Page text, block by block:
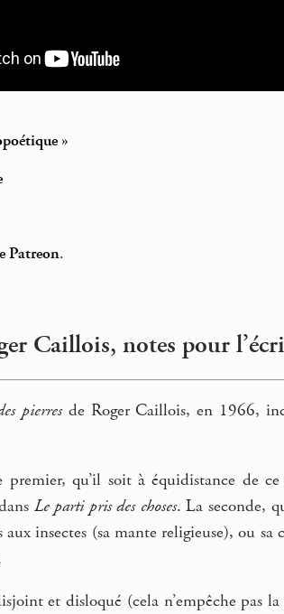
»
Patreon.
Caillois, notes pour
pierresde Roger Caillois, en 1966,
qu’il soit à équidistance de
Le parti pris des choses. La seconde,
insectes (sa mante religieuse), ou
et disloqué (cela n’empêche pas